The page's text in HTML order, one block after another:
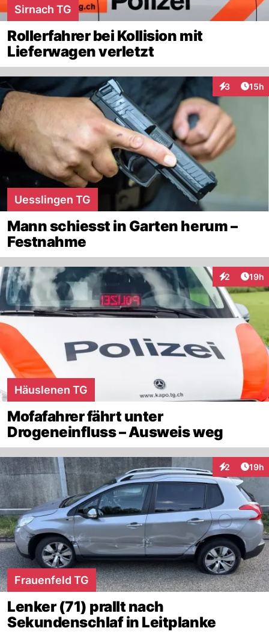
Sirnach TG
Rollerfahrer bei Kollision mit
Lieferwagen verletzt
3
Interaktionen
15h
Uesslingen TG
Mann schiesst in Garten herum –
Festnahme
2
Interaktionen
19h
Häuslenen TG
Mofafahrer fährt unter
Drogeneinfluss – Ausweis weg
2
Interaktionen
19h
Frauenfeld TG
Lenker (71) prallt nach
Sekundenschlaf in Leitplanke